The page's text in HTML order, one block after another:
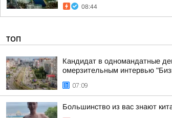
08:44
ТОП
Кандидат в одномандатные
омерзительным интервью
07:09
Большинство из вас знают